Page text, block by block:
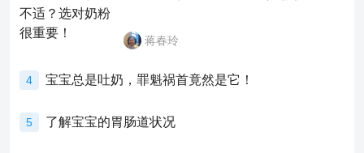
蒋春玲
4 宝宝总是吐奶，罪魁祸首竟然是它！
5 了解宝宝的胃肠道状况